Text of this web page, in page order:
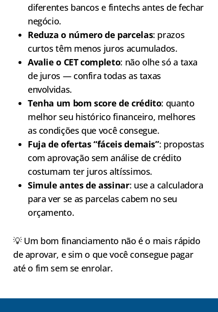
diferentes bancos e fintechs antes de fechar
negócio.
Reduza o número de parcelas: prazos
curtos têm menos juros acumulados.
Avalie o CET completo: não olhe só a taxa
de juros — confira todas as taxas
envolvidas.
Tenha um bom score de crédito: quanto
melhor seu histórico financeiro, melhores
as condições que você consegue.
Fuja de ofertas “fáceis demais”: propostas
com aprovação sem análise de crédito
costumam ter juros altíssimos.
Simule antes de assinar: use a calculadora
para ver se as parcelas cabem no seu
orçamento.
💡 Um bom financiamento não é o mais rápido
de aprovar, e sim o que você consegue pagar
até o fim sem se enrolar.